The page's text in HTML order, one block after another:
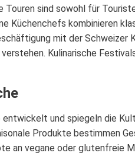
Touren sind sowohl für
Küchenchefs kombinieren
mit der Schweizer
Kulinarische
und spiegeln die
Produkte bestimmen
an vegane oder glutenfreie